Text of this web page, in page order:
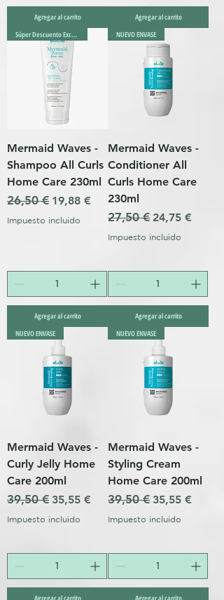
Agregar al carrito
Agregar al carrito
Súper Descuento Excepcional
Mermaid Waves -
Shampoo All Curls
Home Care 230ml
Precio
26,50 € Precio de oferta
19,88 €
Impuesto incluido
Agregar al carrito
NUEVO ENVASE
Mermaid Waves -
Conditioner All
Curls Home Care
230ml
Precio
27,50 € Precio de
24,75 €
Impuesto incluido
Agregar al carrito
NUEVO ENVASE
Mermaid Waves -
Curly Jelly Home
Care 200ml
Precio
39,50 € Precio de oferta
35,55 €
Impuesto incluido
Agregar al carrito
NUEVO ENVASE
Mermaid Waves -
Styling Cream
Home Care 200ml
Precio
39,50 € Precio de
35,55 €
Impuesto incluido
Agregar al carrito